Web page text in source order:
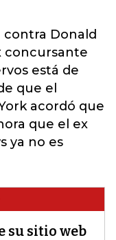
Donald
concursante
está de
que el
acordó que
que el ex
ya no es
su sitio web